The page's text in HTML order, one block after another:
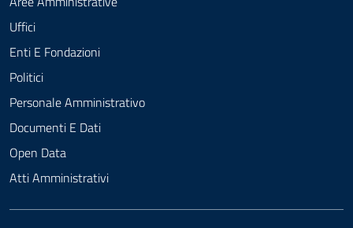
Uffici
Enti E Fondazioni
Politici
Personale Amministrativo
Documenti E Dati
Open Data
Atti Amministrativi